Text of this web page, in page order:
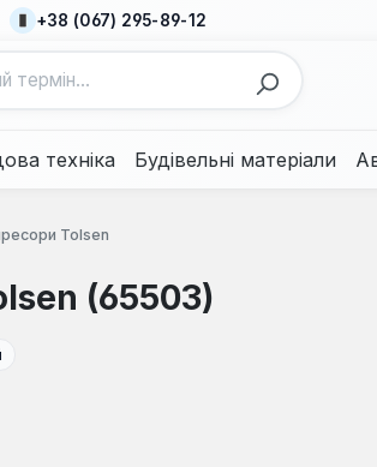
+38 (067) 295-89-12
техніка Будівельні матеріали
Tolsen
(65503)